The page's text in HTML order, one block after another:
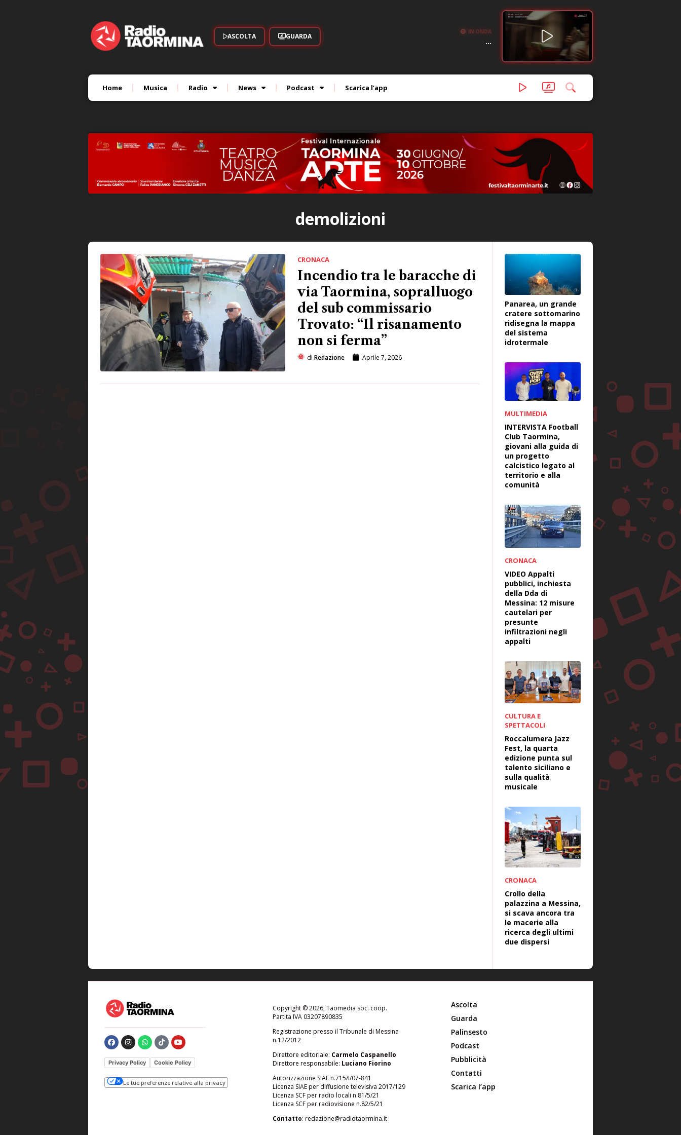
ASCOLTA GUARDA
IN ONDA
...
Home Musica Radio News Podcast Scarica l’app
demolizioni
CRONACA
Incendio tra le baracche di
via Taormina, sopralluogo
del sub commissario
Trovato: “Il risanamento
non si ferma”
di Redazione Aprile 7, 2026
Panarea, un grande
cratere sottomarino
ridisegna la mappa
del sistema
idrotermale
MULTIMEDIA
INTERVISTA Football
Club Taormina,
giovani alla guida di
un progetto
calcistico legato al
territorio e alla
comunità
CRONACA
VIDEO Appalti
pubblici, inchiesta
della Dda di
Messina: 12 misure
cautelari per
presunte
infiltrazioni negli
appalti
CULTURA E
SPETTACOLI
Roccalumera Jazz
Fest, la quarta
edizione punta sul
talento siciliano e
sulla qualità
musicale
CRONACA
Crollo della
palazzina a Messina,
si scava ancora tra
le macerie alla
ricerca degli ultimi
due dispersi
Privacy Policy Cookie Policy
Le tue preferenze relative alla privacy
Copyright © 2026, Taomedia soc. coop.
Partita IVA 03207890835
Registrazione presso il Tribunale di Messina
n.12/2012
Direttore editoriale: Carmelo Caspanello
Direttore responsabile: Luciano Fiorino
Autorizzazione SIAE n.715/I/07-841
Licenza SIAE per diffusione televisiva 2017/129
Licenza SCF per radio locali n.81/5/21
Licenza SCF per radiovisione n.82/5/21
Contatto: redazione@radiotaormina.it
Ascolta
Guarda
Palinsesto
Podcast
Pubblicità
Contatti
Scarica l’app